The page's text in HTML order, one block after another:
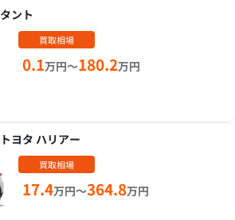
タント
買取相場
0.1万円～180.2万円
トヨタ ハリアー
買取相場
17.4万円～364.8万円